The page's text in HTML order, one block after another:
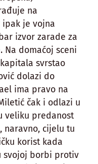
na
ipak je vojna
izvor zarade za
Na domaćoj sceni
svrstao
dolazi do
ima pravo na
čak i odlazi u
veliku predanost
naravno, cijelu tu
korist kada
svojoj borbi protiv